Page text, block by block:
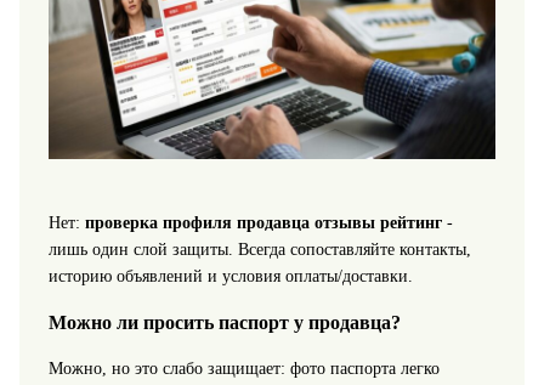
Нет: проверка профиля продавца отзывы рейтинг-
лишь один слой защиты. Всегда сопоставляйте контакты,
историю объявлений и условия оплаты/доставки.
Можно ли просить паспорт у продавца?
Можно, но это слабо защищает: фото паспорта легко